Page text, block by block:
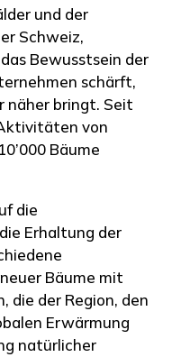
und der
Schweiz,
Bewusstsein der
schärft,
näher bringt. Seit
von
Bäume
die
Erhaltung der
Bäume mit
die der Region, den
Erwärmung
natürlicher